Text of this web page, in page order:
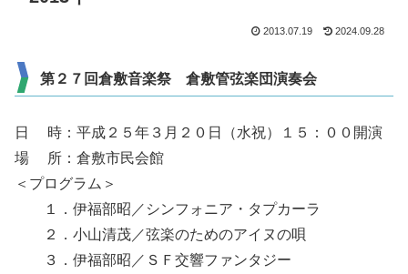
2013.07.19 2024.09.28
第２７回倉敷音楽祭 倉敷管弦楽団演奏会
日 時：平成２５年３月２０日（水祝）１５：００開演
場 所：倉敷市民会館
＜プログラム＞
１．伊福部昭／シンフォニア・タプカーラ
２．小山清茂／弦楽のためのアイヌの唄
３．伊福部昭／ＳＦ交響ファンタジー